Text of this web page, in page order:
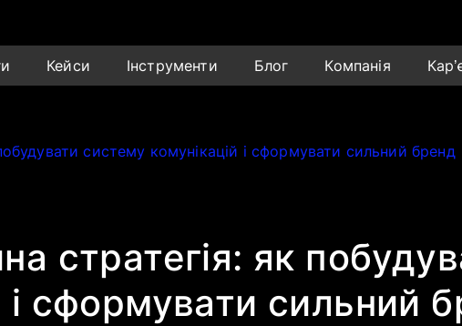
Кейси Інструменти Блог Компанія
систему комунікацій і сформувати сильний бренд
стратегія: як
і сформувати сильний